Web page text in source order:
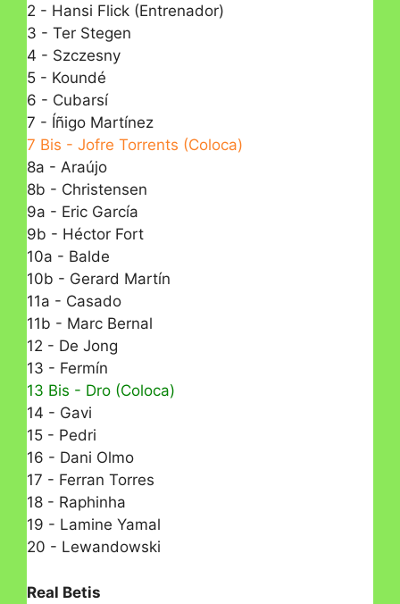
2 - Hansi Flick (Entrenador)
3 - Ter Stegen
4 - Szczesny
5 - Koundé
6 - Cubarsí
7 - Íñigo Martínez
7 Bis - Jofre Torrents (Coloca)
8a - Araújo
8b - Christensen
9a - Eric García
9b - Héctor Fort
10a - Balde
10b - Gerard Martín
11a - Casado
11b - Marc Bernal
12 - De Jong
13 - Fermín
13 Bis - Dro (Coloca)
14 - Gavi
15 - Pedri
16 - Dani Olmo
17 - Ferran Torres
18 - Raphinha
19 - Lamine Yamal
20 - Lewandowski
Real Betis